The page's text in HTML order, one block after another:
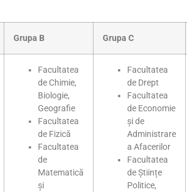
Grupa B Grupa C
Facultatea
de Chimie,
Biologie,
Geografie
Facultatea
de Fizică
Facultatea
de
Matematică
și
Facultatea
de Drept
Facultatea
de Economie
și de
Administrare
a Afacerilor
Facultatea
de Științe
Politice,